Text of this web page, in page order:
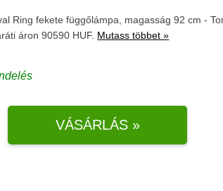
Ring fekete függőlámpa, magasság 92 cm -
áron 90590 HUF. Mutass többet »
VÁSÁRLÁS »